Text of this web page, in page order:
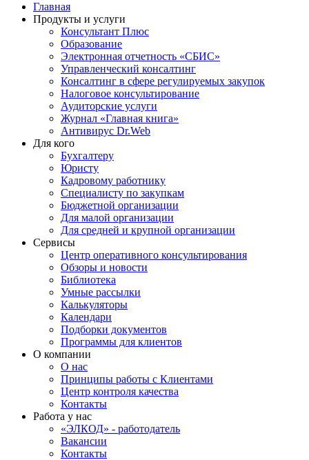
Главная
Продукты и услуги
Консультант Плюс
Образование
Электронная отчетность «СБИС»
Управленческий консалтинг
Консалтинг в сфере регулируемых закупок
Налоговое консультирование
Аудиторские услуги
Журнал «Главная книга»
Антивирус Dr.Web
Для кого
Бухгалтеру
Юристу
Кадровому работнику
Специалисту по закупкам
Бюджетной организации
Для малой организации
Для средней и крупной организации
Сервисы
Центр оперативного консультирования
Обзоры и новости
Библиотека
Умные рассылки
Калькуляторы
Календари
Подборки документов
Программы для клиентов
О компании
О нас
Принципы работы с Клиентами
Центр контроля качества
Контакты
Работа у нас
«ЭЛКОД» - работодатель
Вакансии
Контакты